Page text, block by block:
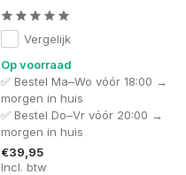
Vergelijk
Op voorraad
✅ Bestel Ma–Wo vóór 18:00 →
morgen in huis
✅ Bestel Do–Vr vóór 20:00 →
morgen in huis
€39,95
Incl. btw